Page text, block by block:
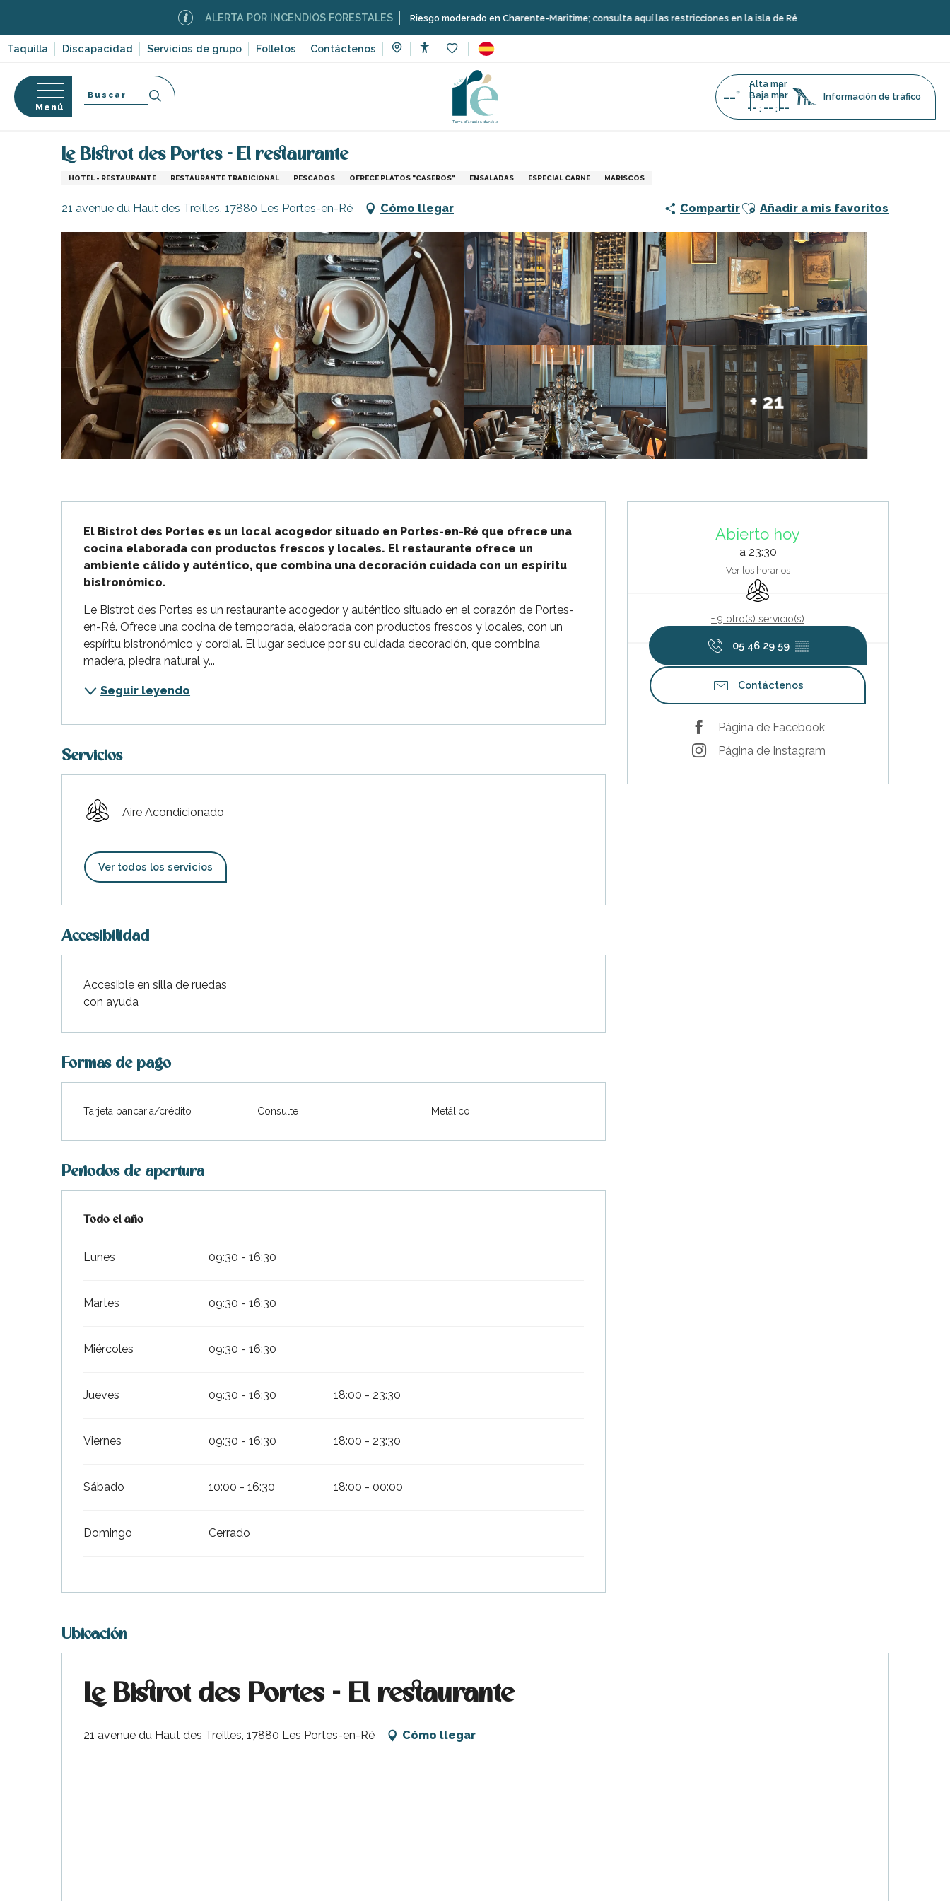
contenu
principal
Taquilla Discapacidad Servicios de grupo Folletos Contáctenos
ALERTA POR INCENDIOS FORESTALES Riesgo moderado en Charente-Maritime; consulta aquí las restricciones en la isla de Ré
Plage-en-
Marie-de-Ré
Menú
Buscar --°
Alta mar
Baja mar
-- : -- : --
Información de tráfico
Página Web Le Bistrot des Portes - El restaurante
Le Bistrot des Portes - El restaurante
HOTEL - RESTAURANTE RESTAURANTE TRADICIONAL PESCADOS OFRECE PLATOS "CASEROS" ENSALADAS ESPECIAL CARNE MARISCOS
21 avenue du Haut des Treilles, 17880 Les Portes-en-Ré Cómo llegar CompartirAjouter aux favoris
Añadir a mis favoritos
+ 21
Abierto hoy
a 23:30
Ver los horarios
Aire Acondicionado
+ 9 otro(s) servicio(s)
05 46 29 59 ▒▒
Contáctenos
Página de Facebook
Página de Instagram
El Bistrot des Portes es un local acogedor situado en Portes-en-Ré que ofrece una
cocina elaborada con productos frescos y locales. El restaurante ofrece un
ambiente cálido y auténtico, que combina una decoración cuidada con un espíritu
bistronómico.
Le Bistrot des Portes es un restaurante acogedor y auténtico situado en el corazón de Portes-
en-Ré. Ofrece una cocina de temporada, elaborada con productos frescos y locales, con un
espíritu bistronómico y cordial. El lugar seduce por su cuidada decoración, que combina
madera, piedra natural y...
Seguir leyendo
Servicios
Aire Acondicionado
Ver todos los servicios
Accesibilidad
Accesible en silla de ruedas
con ayuda
Formas de pago
Tarjeta bancaria/crédito Consulte Metálico
Periodos de apertura
Todo el año
Todo el año
Lunes 09:30 - 16:30
Martes 09:30 - 16:30
Miércoles 09:30 - 16:30
Jueves 09:30 - 16:30 18:00 - 23:30
Viernes 09:30 - 16:30 18:00 - 23:30
Sábado 10:00 - 16:30 18:00 - 00:00
Domingo Cerrado
Ubicación
Le Bistrot des Portes - El restaurante
21 avenue du Haut des Treilles, 17880 Les Portes-en-Ré Cómo llegar